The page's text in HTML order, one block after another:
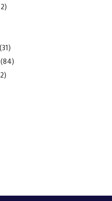
2
31
84
2